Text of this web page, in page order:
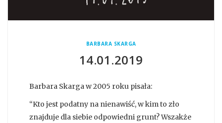
BARBARA SKARGA
14.01.2019
Barbara Skarga w 2005 roku pisała:
“Kto jest podatny na nienawiść, w kim to zło
znajduje dla siebie odpowiedni grunt? Wszakże